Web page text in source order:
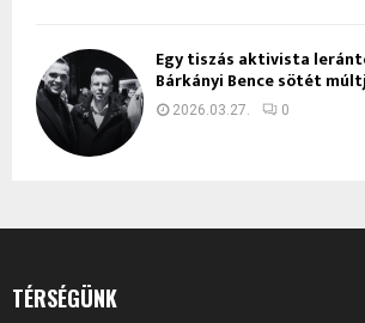
Egy tiszás aktivista
Bárkányi Bence sötét
2026.03.27. 0
TÉRSÉGÜNK